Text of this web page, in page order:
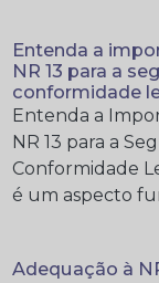
Entenda a
NR 13 para a
conformidade
Entenda a
NR 13 para a
Conformidade
é um aspecto
Adequação à